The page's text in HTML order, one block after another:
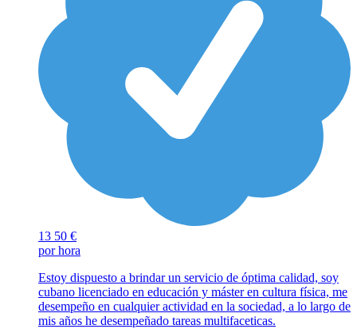
13 50 €
por hora
Estoy dispuesto a brindar un servicio de óptima calidad, soy
cubano licenciado en educación y máster en cultura física, me
desempeño en cualquier actividad en la sociedad, a lo largo de
mis años he desempeñado tareas multifaceticas.